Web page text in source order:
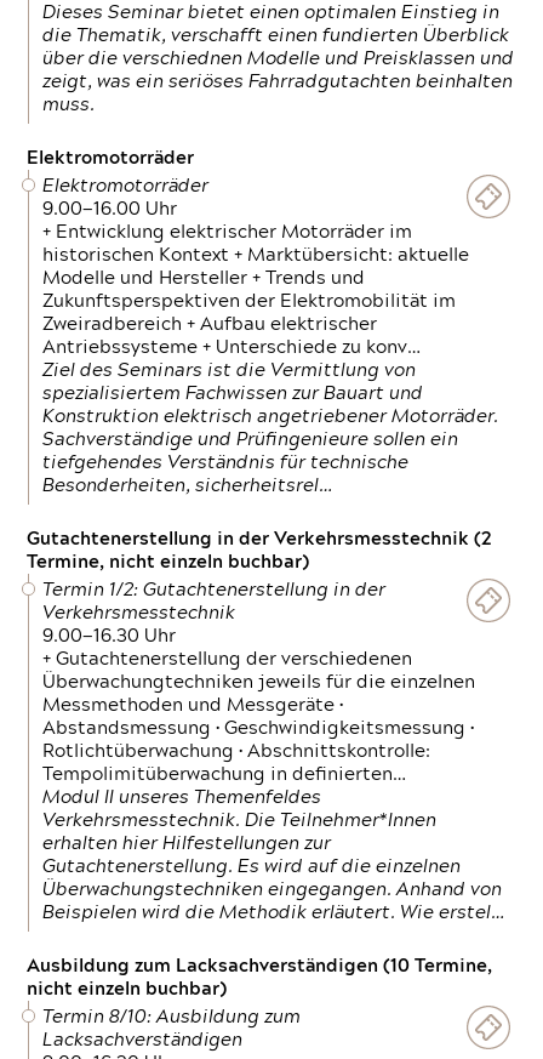
Dieses Seminar bietet einen optimalen Einstieg in
die Thematik, verschafft einen fundierten Überblick
über die verschiednen Modelle und Preisklassen und
zeigt, was ein seriöses Fahrradgutachten beinhalten
muss.
Elektromotorräder
Elektromotorräder
9.00—16.00 Uhr
+ Entwicklung elektrischer Motorräder im
historischen Kontext + Marktübersicht: aktuelle
Modelle und Hersteller + Trends und
Zukunftsperspektiven der Elektromobilität im
Zweiradbereich + Aufbau elektrischer
Antriebssysteme + Unterschiede zu konv…
Ziel des Seminars ist die Vermittlung von
spezialisiertem Fachwissen zur Bauart und
Konstruktion elektrisch angetriebener Motorräder.
Sachverständige und Prüfingenieure sollen ein
tiefgehendes Verständnis für technische
Besonderheiten, sicherheitsrel…
Gutachtenerstellung in der Verkehrsmesstechnik (2
Termine, nicht einzeln buchbar)
Termin 1/2: Gutachtenerstellung in der
Verkehrsmesstechnik
9.00—16.30 Uhr
+ Gutachtenerstellung der verschiedenen
Überwachungtechniken jeweils für die einzelnen
Messmethoden und Messgeräte •
Abstandsmessung • Geschwindigkeitsmessung •
Rotlichtüberwachung • Abschnittskontrolle:
Tempolimitüberwachung in definierten…
Modul II unseres Themenfeldes
Verkehrsmesstechnik. Die Teilnehmer*Innen
erhalten hier Hilfestellungen zur
Gutachtenerstellung. Es wird auf die einzelnen
Überwachungstechniken eingegangen. Anhand von
Beispielen wird die Methodik erläutert. Wie erstel…
Ausbildung zum Lacksachverständigen (10 Termine,
nicht einzeln buchbar)
Termin 8/10: Ausbildung zum
Lacksachverständigen